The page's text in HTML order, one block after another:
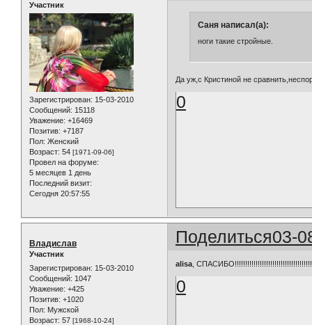
Участник
Зарегистрирован: 15-03-2010
Сообщений: 15118
Уважение: +16469
Позитив: +7187
Пол: Женский
Возраст: 54 [1971-09-06]
Провел на форуме:
5 месяцев 1 день
Последний визит:
Сегодня 20:57:55
Саня написал(а):
ноги такие стройные.
Да уж,с Кристиной не
0
Поделиться03-
Владислав
Участник
Зарегистрирован: 15-03-2010
Сообщений: 1047
Уважение: +425
Позитив: +1020
Пол: Мужской
Возраст: 57 [1968-10-24]
alisa ,
0